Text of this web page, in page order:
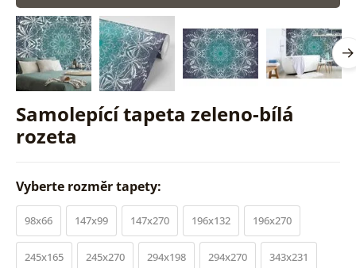
Samolepící tapeta zeleno-bílá
rozeta
Vyberte rozměr tapety:
98x66 147x99 147x270 196x132 196x270
245x165 245x270 294x198 294x270 343x231